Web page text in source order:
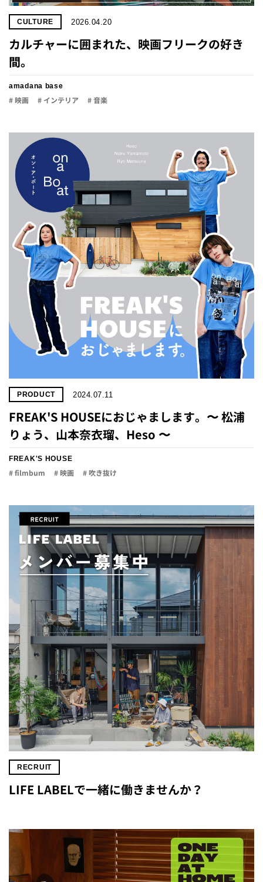
CULTURE 2026.04.20
カルチャーに囲まれた、映画フリークの好き
間。
amadana base
# 映画 # インテリア # 音楽
PRODUCT 2024.07.11
FREAK'S HOUSEにおじゃまします。〜 松浦
りょう、山本奈衣瑠、Heso 〜
FREAK'S HOUSE
# filmbum # 映画 # 吹き抜け
RECRUIT
LIFE LABELで一緒に働きませんか？